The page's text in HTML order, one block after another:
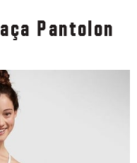
Pantolon